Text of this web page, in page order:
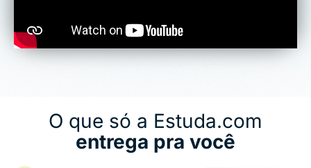
O que só a Estuda.com
entrega pra você